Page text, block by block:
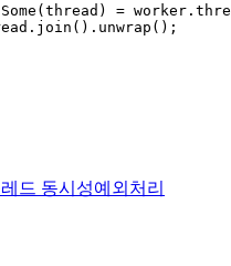
Some( thread ) = worker .
. join () . unwrap ();
드 동시성예외처리